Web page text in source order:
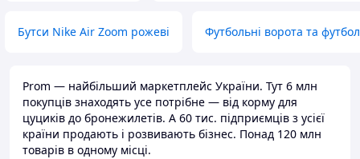
Бутси Nike Air Zoom рожеві Футбольні ворота та
Prom — найбільший маркетплейс України. Тут 6 млн
покупців знаходять усе потрібне — від корму для
цуциків до бронежилетів. А 60 тис. підприємців з усієї
країни продають і розвивають бізнес. Понад 120 млн
товарів в одному місці.